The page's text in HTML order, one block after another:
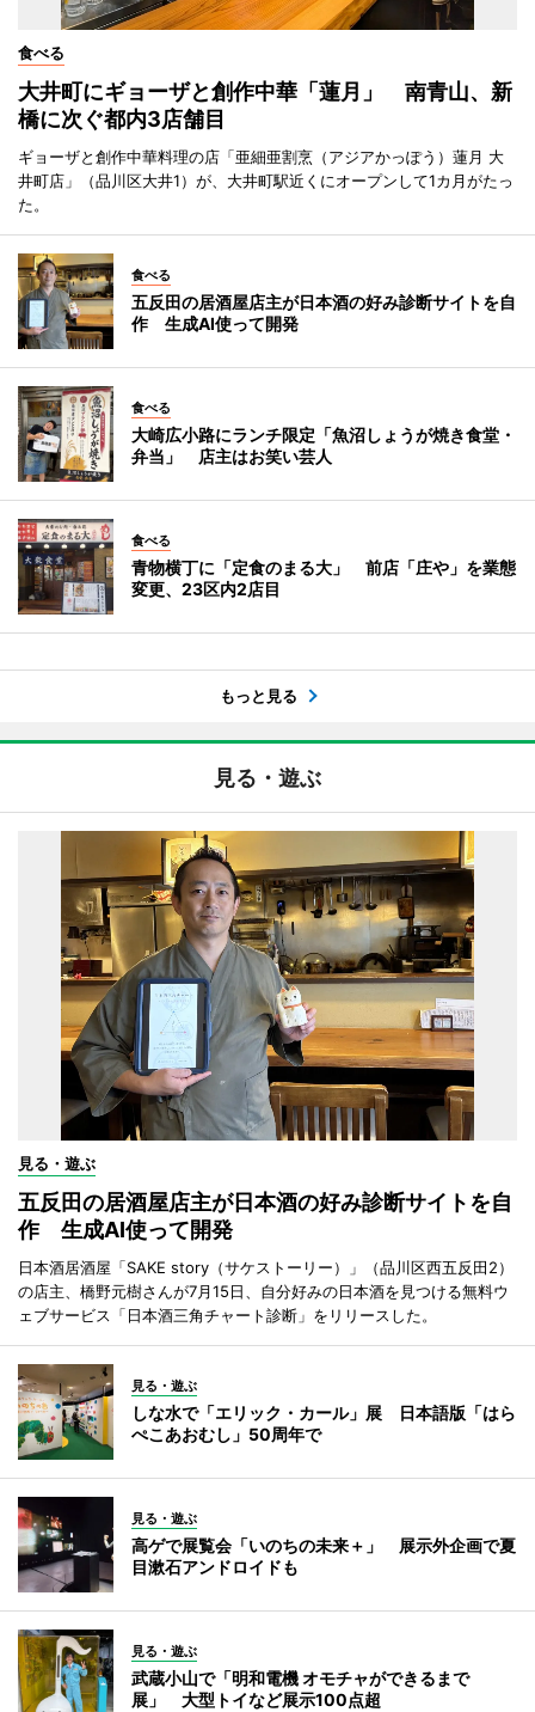
食べる
大井町にギョーザと創作中華「蓮月」 南青山、新
橋に次ぐ都内3店舗目
ギョーザと創作中華料理の店「亜細亜割烹（アジアかっぽう）蓮月 大
井町店」（品川区大井1）が、大井町駅近くにオープンして1カ月がたっ
た。
食べる
五反田の居酒屋店主が日本酒の好み診断サイトを自
作 生成AI使って開発
食べる
大崎広小路にランチ限定「魚沼しょうが焼き食堂・
弁当」 店主はお笑い芸人
食べる
青物横丁に「定食のまる大」 前店「庄や」を業態
変更、23区内2店目
もっと見る
見る・遊ぶ
見る・遊ぶ
五反田の居酒屋店主が日本酒の好み診断サイトを自
作 生成AI使って開発
日本酒居酒屋「SAKE story（サケストーリー）」（品川区西五反田2）
の店主、橋野元樹さんが7月15日、自分好みの日本酒を見つける無料ウ
ェブサービス「日本酒三角チャート診断」をリリースした。
見る・遊ぶ
しな水で「エリック・カール」展 日本語版「はら
ぺこあおむし」50周年で
見る・遊ぶ
高ゲで展覧会「いのちの未来＋」 展示外企画で夏
目漱石アンドロイドも
見る・遊ぶ
武蔵小山で「明和電機 オモチャができるまで
展」 大型トイなど展示100点超